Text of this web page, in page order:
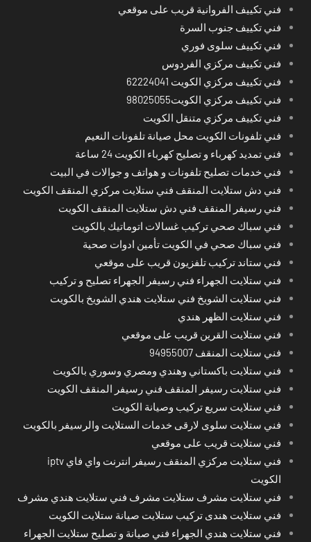
فني تكييف الفروانية قريب على موقعي
فني تكييف جنوب السرة
فني تكييف سلوى فوري
فني تكييف مركزي الفردوس
فني تكييف مركزي الكويت 62224041
فني تكييف مركزي الكويت98025055
فني تكييف مركزي متنقل الكويت
فني تلفونات الكويت محل صيانة تلفونات النعيم
فني تمديد كهرباء و تصليح كهرباء الكويت 24 ساعة
فني خدمات تصليح تلفونات و هواتف و جوالات في البيت
فني دش ستلايت المنقف فني ستلايت مركزي المنقف الكويت
فني رسيفر المنقف فني دش ستلايت المنقف الكويت
فني سباك صحي تركيب غسالات اتوماتيك بالكويت
فني سباك صحي في الكويت تأمين ادوات صحية
فني ستاند تركيب تلفزيون قريب على موقعي
فني ستلايت الجهراء فني رسيفر الجهراء تصليح و تركيب
فني ستلايت الشويخ فني ستلايت هندي الشويخ بالكويت
فني ستلايت الظهر هندي
فني ستلايت القرين قريب على موقعي
فني ستلايت المنقف 94955007
فني ستلايت باكستاني وهندي ومصري وسوري بالكويت
فني ستلايت رسيفر المنقف فني رسيفر المنقف الكويت
فني ستلايت سريع تركيب وصيانة الكويت
فني ستلايت سلوى لارقى خدمات الستلايت والرسيفر بالكويت
فني ستلايت قريب على موقعي
فني ستلايت مركزي المنقف رسيفر انترنت واي فاي iptv
الكويت
فني ستلايت مشرف ستلايت مشرف فني ستلايت هندي مشرف
فني ستلايت هندى تركيب ستلايت صيانة ستلايت الكويت
فني ستلايت هندي الجهراء فني صيانة و تصليح ستلايت الجهراء